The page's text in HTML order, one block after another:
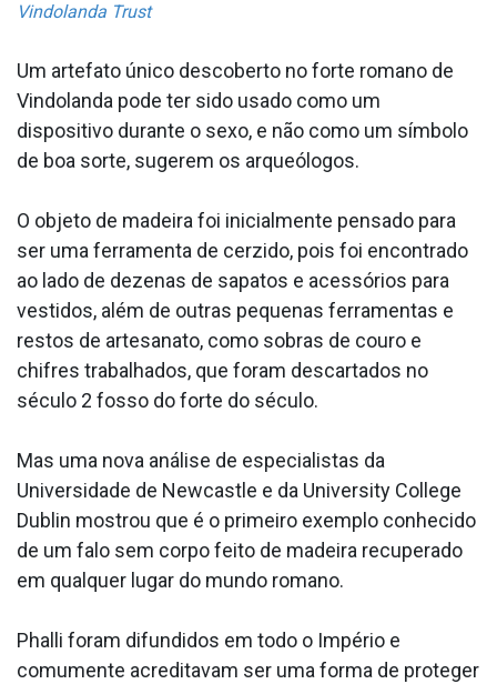
Vindolanda Trust
Um artefato único descoberto no forte romano de
Vindolanda pode ter sido usado como um
dispositivo durante o sexo, e não como um símbolo
de boa sorte, sugerem os arqueólogos.
O objeto de madeira foi inicialmente pensado para
ser uma ferramenta de cerzido, pois foi encontrado
ao lado de dezenas de sapatos e acessórios para
vestidos, além de outras pequenas ferramentas e
restos de artesanato, como sobras de couro e
chifres trabalhados, que foram descartados no
século 2 fosso do forte do século.
Mas uma nova análise de especialistas da
Universidade de Newcastle e da University College
Dublin mostrou que é o primeiro exemplo conhecido
de um falo sem corpo feito de madeira recuperado
em qualquer lugar do mundo romano.
Phalli foram difundidos em todo o Império e
comumente acreditavam ser uma forma de proteger